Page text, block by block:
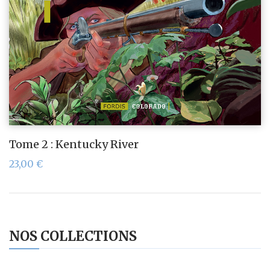
NOS COLLECTIONS
Tome 2 : Kentucky River
23,00 €